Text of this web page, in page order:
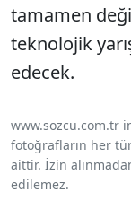
tamamen
teknolojik
edecek.
www.sozcu.com.tr
fotoğrafların her
aittir. İzin
edilemez.